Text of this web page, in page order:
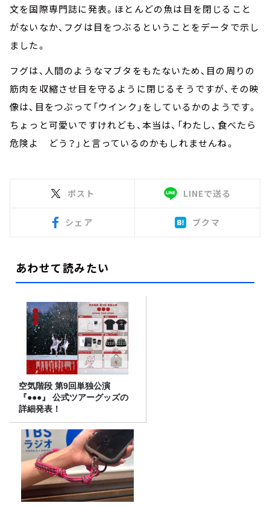
文を国際専門誌に発表。ほとんどの魚は目を閉じること
がないなか、フグは目をつぶるということをデータで示し
ました。
フグは、人間のようなマブタをもたないため、目の周りの
筋肉を収縮させ目を守るように閉じるそうですが、その映
像は、目をつぶって「ウインク」をしているかのようです。
ちょっと可愛いですけれども、本当は、「わたし、食べたら
危険よ どう？」と言っているのかもしれませんね。
ポスト LINEで送る
シェア ブクマ
あわせて読みたい
空気階段 第9回単独公演
『●●●』 公式ツアーグッズの
詳細発表！